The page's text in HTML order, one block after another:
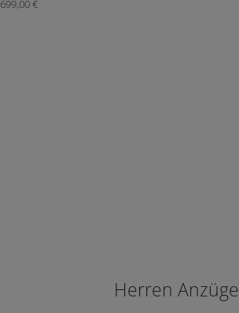
699,00 €
Herren Anzüge